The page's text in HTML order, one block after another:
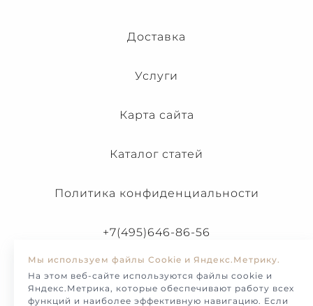
Доставка
Услуги
Карта сайта
Каталог статей
Политика конфиденциальности
+7(495)646-86-56
Мы используем файлы Cookie и Яндекс.Метрику.
На этом веб-сайте используются файлы cookie и
Яндекс.Метрика, которые обеспечивают работу всех
функций и наиболее эффективную навигацию. Если